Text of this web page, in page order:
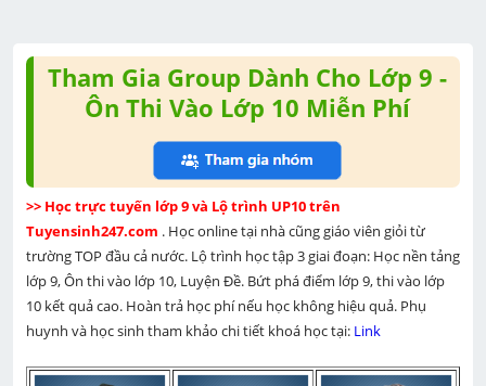
Tham Gia Group Dành Cho Lớp 9 -
Ôn Thi Vào Lớp 10 Miễn Phí
>> Học trực tuyến lớp 9 và Lộ trình UP10 trên
Tuyensinh247.com . Học online tại nhà cũng giáo viên giỏi từ
trường TOP đầu cả nước. Lộ trình học tập 3 giai đoạn: Học nền tảng
lớp 9, Ôn thi vào lớp 10, Luyện Đề. Bứt phá điểm lớp 9, thi vào lớp
10 kết quả cao. Hoàn trả học phí nếu học không hiệu quả. Phụ
huynh và học sinh tham khảo chi tiết khoá học tại: Link